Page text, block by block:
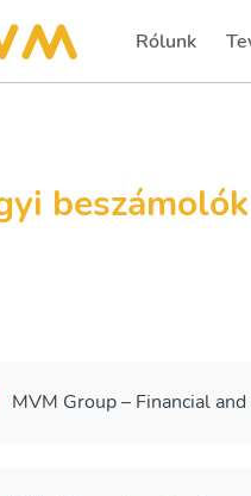
Rólunk
beszámolók
MVM Group – Financial